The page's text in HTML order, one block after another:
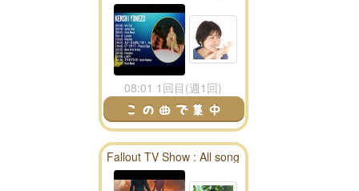
08:01 1回目(週1回)
Fallout TV Show : All song
season 1 playlist - fallout
radio